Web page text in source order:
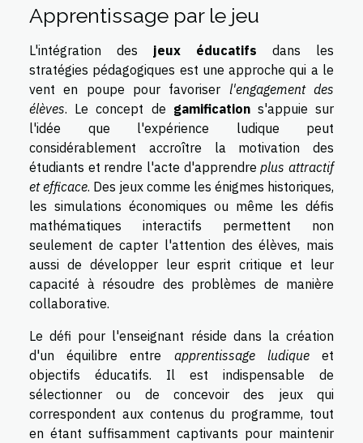
Apprentissage par le jeu
L'intégration des jeux éducatifs dans les
stratégies pédagogiques est une approche qui a le
vent en poupe pour favoriser l'engagement des
élèves. Le concept de gamifications'appuie sur
l'idée que l'expérience ludique peut
considérablement accroître la motivation des
étudiants et rendre l'acte d'apprendreplus attractif
et efficace. Des jeux comme les énigmes historiques,
les simulations économiques ou même les défis
mathématiques interactifs permettent non
seulement de capter l'attention des élèves, mais
aussi de développer leur esprit critique et leur
capacité à résoudre des problèmes de manière
collaborative.
Le défi pour l'enseignant réside dans la création
d'un équilibre entre apprentissage ludiqueet
objectifs éducatifs. Il est indispensable de
sélectionner ou de concevoir des jeux qui
correspondent aux contenus du programme, tout
en étant suffisamment captivants pour maintenir